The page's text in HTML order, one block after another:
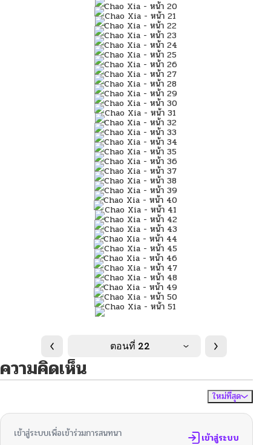
ตอนที่ 22
ความคิดเห็น
ใหม่ที่สุด
เข้าสู่ระบบเพื่อเข้าร่วมการสนทนา เข้าสู่ระบบ